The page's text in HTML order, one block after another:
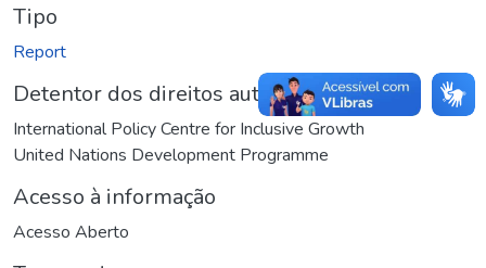
Tipo
Report
Detentor dos direitos autorais
International Policy Centre for Inclusive Growth
United Nations Development Programme
Acesso à informação
Acesso Aberto